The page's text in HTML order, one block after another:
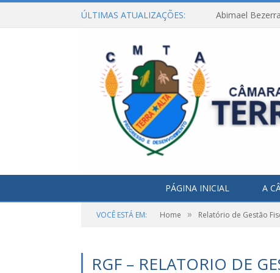
ÚLTIMAS ATUALIZAÇÕES: Abimael
PÁGINA INICIAL A
VOCÊ ESTÁ EM: Home » Relatório de Gestão
RGF – RELATORIO DE